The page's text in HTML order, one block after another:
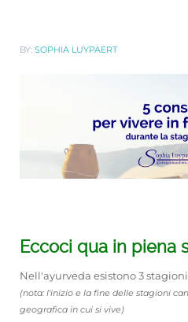
BY: SOPHIA LUYPAERT
Eccoci qua in piena
Nell'ayurveda esistono 3
(nota: l'inizio e la fine delle stagioni
geografica in cui si vive)